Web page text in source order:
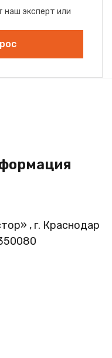
наш эксперт или
, г. Краснодар